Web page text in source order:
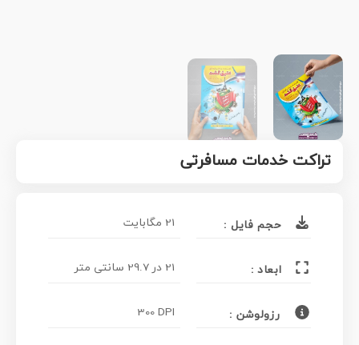
تراکت خدمات مسافرتی
حجم فایل : 21 مگابایت
ابعاد : 21 در 29.7 سانتی متر
رزولوشن : 300 DPI